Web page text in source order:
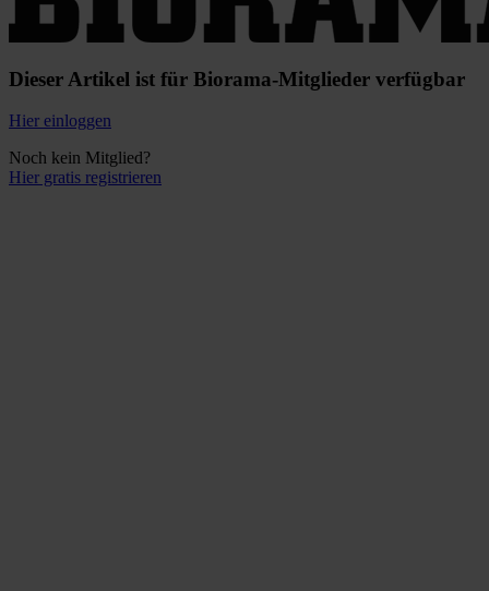
Dieser Artikel ist für Biorama-Mitglieder verfügbar
Hier einloggen
Noch kein Mitglied?
Hier gratis registrieren